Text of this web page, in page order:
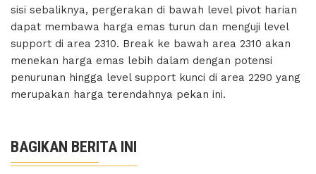
sisi sebaliknya, pergerakan di bawah level pivot harian
dapat membawa harga emas turun dan menguji level
support di area 2310. Break ke bawah area 2310 akan
menekan harga emas lebih dalam dengan potensi
penurunan hingga level support kunci di area 2290 yang
merupakan harga terendahnya pekan ini.
BAGIKAN BERITA INI